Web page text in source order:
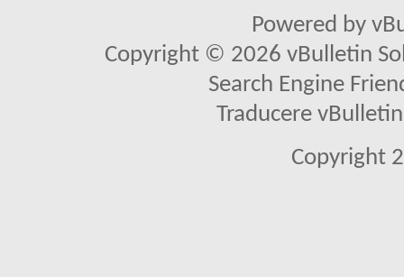
Powered by
Copyright © 2026 vBulletin
Search Engine
Traducere
Copyright